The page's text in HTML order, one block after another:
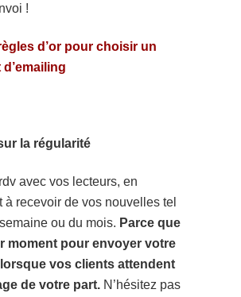
!
d’or pour choisir un
la régularité
avec vos lecteurs, en
à recevoir de vos nouvelles tel
ou du mois. Parce que
moment pour envoyer votre
vos clients attendent
de votre part. N’hésitez pas